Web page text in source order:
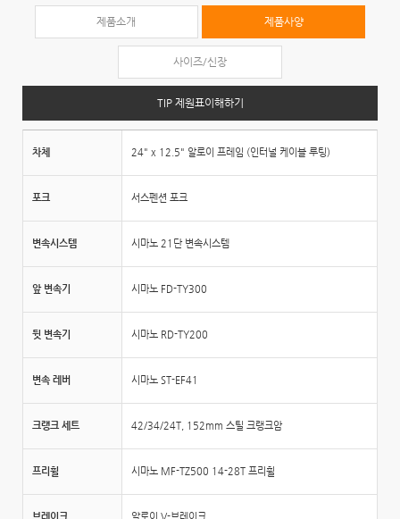
제품소개 제품사양
사이즈/신장
TIP 제원표이해하기
차체 24" x 12.5" 알로이 프레임 (인터널 케이블 루팅)
포크 서스펜션 포크
변속시스템 시마노 21단 변속시스템
앞 변속기 시마노 FD-TY300
뒷 변속기 시마노 RD-TY200
변속 레버 시마노 ST-EF41
크랭크 세트 42/34/24T, 152mm 스틸 크랭크암
프리휠 시마노 MF-TZ500 14-28T 프리휠